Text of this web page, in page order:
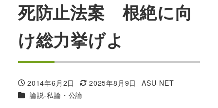
死防止法案 根絶に向
け総力挙げよ
投稿日
2014年6月2日
更新日
2025年8月9日
著
ASU-NET
カテゴリー
論説-私論・公論